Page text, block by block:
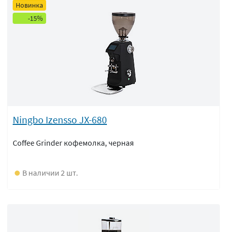
Новинка
-15%
Ningbo Izensso JX-680
Coffee Grinder кофемолка, черная
В наличии 2 шт.